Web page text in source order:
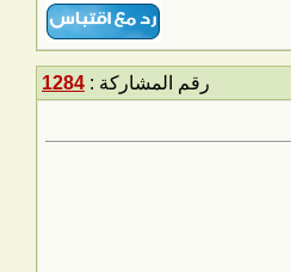
رقم المشاركة : 1284